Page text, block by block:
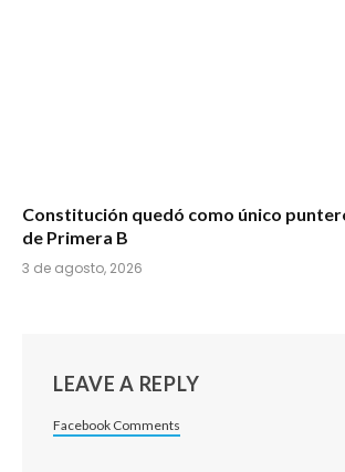
Constitución quedó como único
de Primera B
3 de agosto, 2026
LEAVE A REPLY
Facebook Comments